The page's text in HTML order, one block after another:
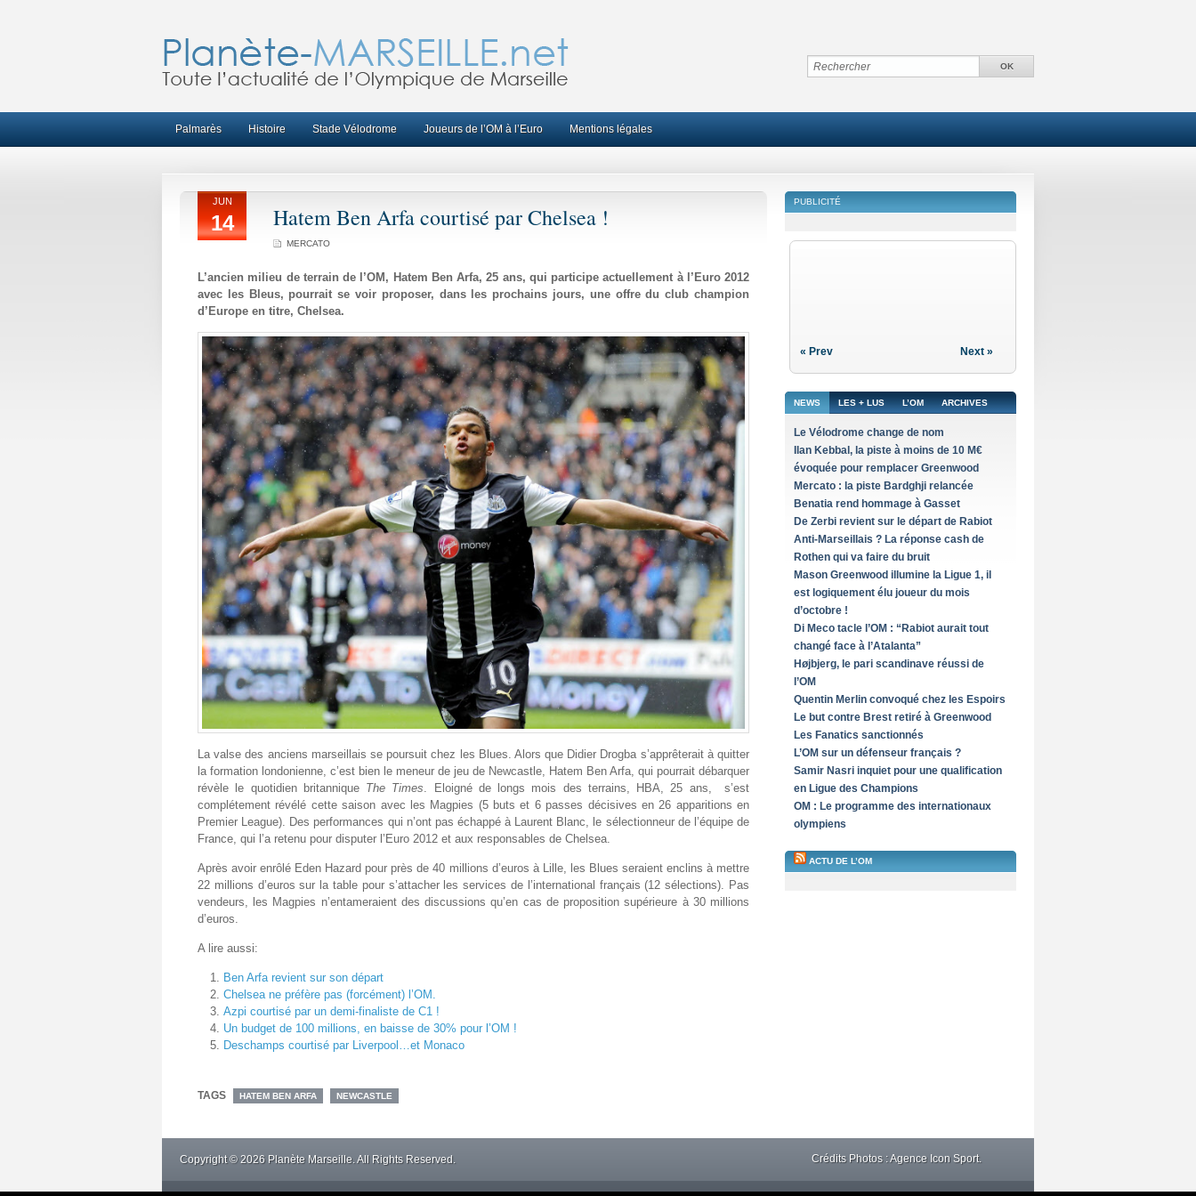
Palmarès Histoire Stade Vélodrome Joueurs de l’OM à l’Euro Mentions légales
JUN
14 Hatem Ben Arfa courtisé par Chelsea !
MERCATO
L’ancien milieu de terrain de l’OM, Hatem Ben Arfa, 25 ans, qui participe actuellement à l’Euro 2012
avec les Bleus, pourrait se voir proposer, dans les prochains jours, une offre du club champion
d’Europe en titre, Chelsea.
La valse des anciens marseillais se poursuit chez les Blues. Alors que Didier Drogba s’apprêterait à quitter
la formation londonienne, c’est bien le meneur de jeu de Newcastle, Hatem Ben Arfa, qui pourrait débarquer
révèle le quotidien britannique The Times . Eloigné de longs mois des terrains, HBA, 25 ans, s’est
complétement révélé cette saison avec les Magpies (5 buts et 6 passes décisives en 26 apparitions en
Premier League). Des performances qui n’ont pas échappé à Laurent Blanc, le sélectionneur de l’équipe de
France, qui l’a retenu pour disputer l’Euro 2012 et aux responsables de Chelsea.
Après avoir enrôlé Eden Hazard pour près de 40 millions d’euros à Lille, les Blues seraient enclins à mettre
22 millions d’euros sur la table pour s’attacher les services de l’international français (12 sélections). Pas
vendeurs, les Magpies n’entameraient des discussions qu’en cas de proposition supérieure à 30 millions
d’euros.
A lire aussi:
Ben Arfa revient sur son départ
Chelsea ne préfère pas (forcément) l’OM.
Azpi courtisé par un demi-finaliste de C1 !
Un budget de 100 millions, en baisse de 30% pour l’OM !
Deschamps courtisé par Liverpool…et Monaco
TAGS HATEM BEN ARFA NEWCASTLE
PUBLICITÉ
« Prev Next »
NEWS LES + LUS L’OM ARCHIVES
Le Vélodrome change de nom
Ilan Kebbal, la piste à moins de 10 M€
évoquée pour remplacer Greenwood
Mercato : la piste Bardghji relancée
Benatia rend hommage à Gasset
De Zerbi revient sur le départ de Rabiot
Anti-Marseillais ? La réponse cash de
Rothen qui va faire du bruit
Mason Greenwood illumine la Ligue 1, il
est logiquement élu joueur du mois
d’octobre !
Di Meco tacle l’OM : “Rabiot aurait tout
changé face à l’Atalanta”
Højbjerg, le pari scandinave réussi de
l’OM
Quentin Merlin convoqué chez les Espoirs
Le but contre Brest retiré à Greenwood
Les Fanatics sanctionnés
L’OM sur un défenseur français ?
Samir Nasri inquiet pour une qualification
en Ligue des Champions
OM : Le programme des internationaux
olympiens
ACTU DE L’OM
Crédits Photos : Agence Icon Sport.
Copyright © 2026 Planète Marseille. All Rights Reserved.